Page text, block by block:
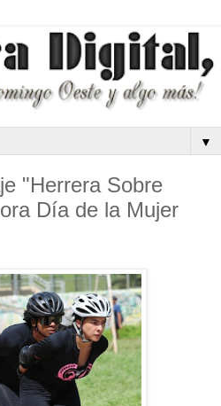
▼
"Herrera Sobre
Día de la Mujer